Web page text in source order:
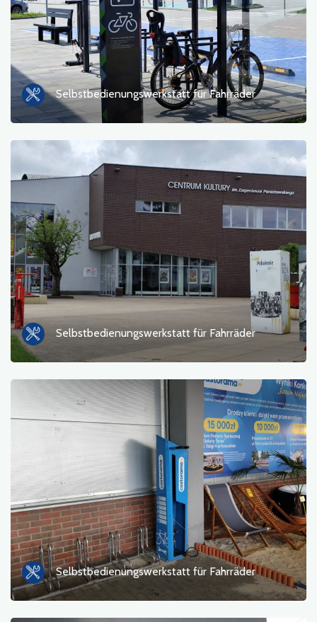
Selbstbedienungswerkstatt für Fahrräder
Selbstbedienungswerkstatt für Fahrräder
Selbstbedienungswerkstatt für Fahrräder